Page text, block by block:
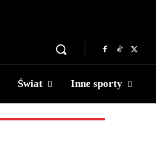
Świat Inne sporty